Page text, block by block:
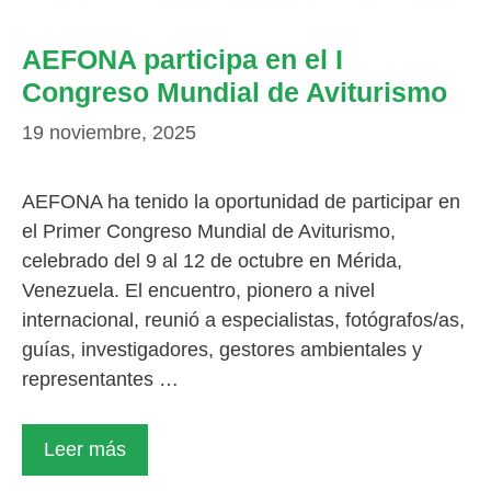
AEFONA participa en el I
Congreso Mundial de Aviturismo
19 noviembre, 2025
AEFONA ha tenido la oportunidad de participar en
el Primer Congreso Mundial de Aviturismo,
celebrado del 9 al 12 de octubre en Mérida,
Venezuela. El encuentro, pionero a nivel
internacional, reunió a especialistas, fotógrafos/as,
guías, investigadores, gestores ambientales y
representantes …
Leer más